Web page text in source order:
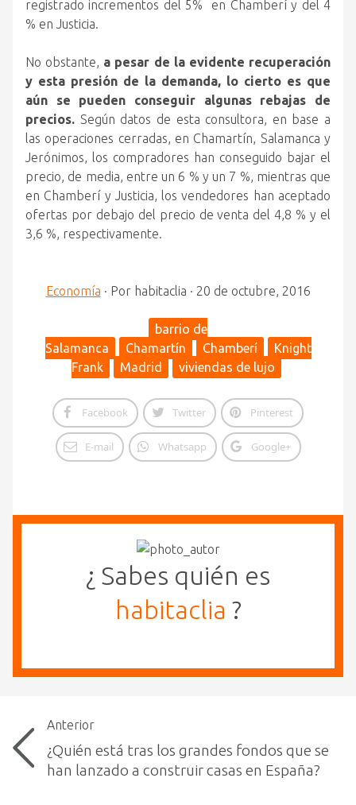
registrado incrementos del 5% en Chamberí y del 4
% en Justicia.
No obstante, a pesar de la evidente recuperación
y esta presión de la demanda, lo cierto es que
aún se pueden conseguir algunas rebajas de
precios. Según datos de esta consultora, en base a
las operaciones cerradas, en Chamartín, Salamanca y
Jerónimos, los compradores han conseguido bajar el
precio, de media, entre un 6 % y un 7 %, mientras que
en Chamberí y Justicia, los vendedores han aceptado
ofertas por debajo del precio de venta del 4,8 % y el
3,6 %, respectivamente.
Economía · Por habitaclia · 20 de octubre, 2016
barrio de
Salamanca
Chamartín Chamberí
Knight
Frank
Madrid viviendas de lujo
Facebook Twitter Pinterest
E-mail Whatsapp Google+
¿ Sabes quién es
habitaclia ?
Anterior
¿Quién está tras los grandes fondos que se
han lanzado a construir casas en España?